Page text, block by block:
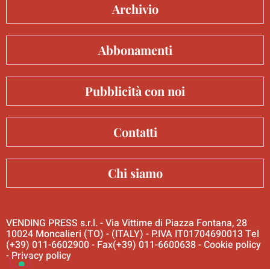
Archivio
Abbonamenti
Pubblicità con noi
Contatti
Chi siamo
VENDING PRESS s.r.l. - Via Vittime di Piazza Fontana, 28
10024 Moncalieri (TO) - (ITALY) - P.IVA IT01704690013 Tel
(+39) 011-6602900 - Fax(+39) 011-6600638 -Cookie policy
-Privacy policy